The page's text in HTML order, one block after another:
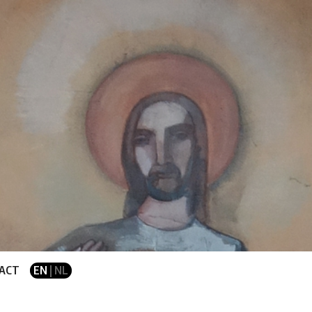
EN | NL